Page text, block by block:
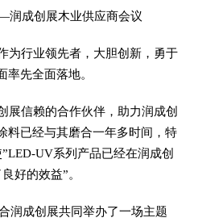
成创展木业供应商会议
行业领先者，大胆创新，勇于
率先全面落地。
信赖的合作伙伴，助力润成创
料已经与其磨合一年多时间，特
UV系列产品已经在润成创
好的效益”。
成创展共同举办了一场主题